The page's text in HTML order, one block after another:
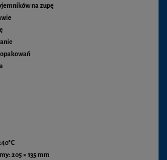
na zupę
205 × 135 mm